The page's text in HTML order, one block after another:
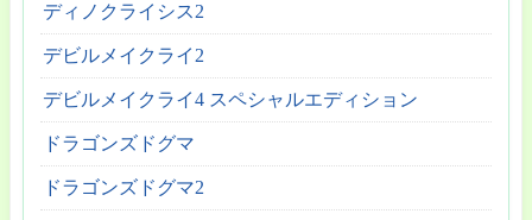
ディノクライシス2
デビルメイクライ2
デビルメイクライ4 スペシャルエディション
ドラゴンズドグマ
ドラゴンズドグマ2